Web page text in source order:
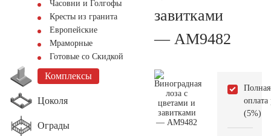
Часовни и Голгофы
Кресты из гранита
Европейские
Мраморные
Готовые со Скидкой
Комплексы
Цоколя
Ограды
завитками
— AM9482
Полная
оплата
(5%)